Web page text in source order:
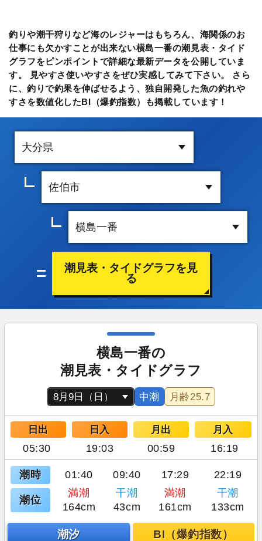
釣りや潮干狩りなど海のレジャーはもちろん、海関係のお
仕事にも欠かすことが出来ない横島一番の潮見表・タイド
グラフをピンポイントで詳細な最新データを公開していま
す。 見やすさ使いやすさをぜひ実感してみて下さい。 さら
に、釣りで釣果を伸ばせるよう、独自開発した魚の釣れや
すさを数値化したBI（爆釣指数）も掲載しています！
潮見表・タイドグラフを見
る
横島一番の
潮見表・タイドグラフ
中潮 月齢25.7
日出 日入 月出 月入
05:30 19:03 00:59 16:19
潮時 01:40 09:40 17:29 22:19
潮位
満潮 干潮 満潮
干潮
164cm
43cm 161cm 133cm
潮汐 BI（爆釣指数）